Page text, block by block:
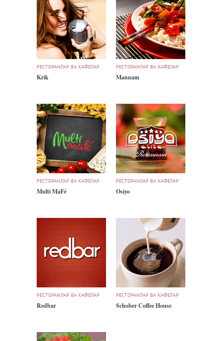
РЕСТОРАНЛАР ВА КАФЕЛАР
Krik
РЕСТОРАНЛАР ВА КАФЕЛАР
Mannam
РЕСТОРАНЛАР ВА КАФЕЛАР
Multi MaFé
РЕСТОРАНЛАР ВА КАФЕЛАР
Osiyo
РЕСТОРАНЛАР ВА КАФЕЛАР
Redbar
РЕСТОРАНЛАР ВА КАФЕЛАР
Schober Coffee House